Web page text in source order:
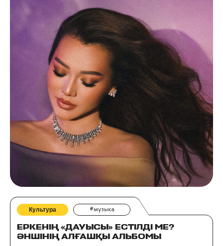
Культура #музыка
ЕРКЕНІҢ «ДАУЫСЫ» ЕСТІЛДІ МЕ?
ӘНШІНІҢ АЛҒАШҚЫ АЛЬБОМЫ